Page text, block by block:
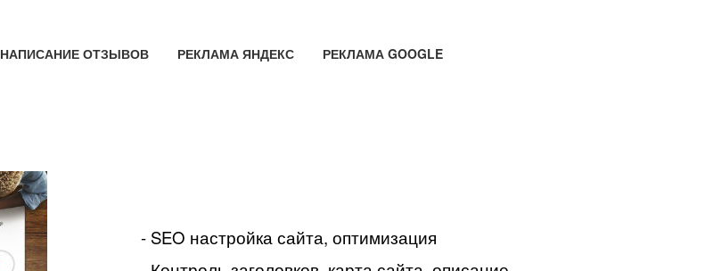
НАПИСАНИЕ ОТЗЫВОВ РЕКЛАМА ЯНДЕКС РЕКЛАМА GOOGLE
- SEO настройка сайта, оптимизация